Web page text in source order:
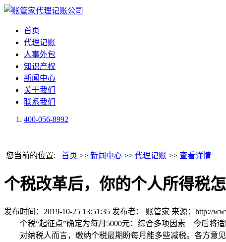
首页
代理记账
人事外包
知识产权
新闻中心
关于我们
联系我们
400-056-8992
您当前的位置: 首页 >> 新闻中心 >> 代理记账 >> 查看详情
个税改革后，你的个人所得税怎
发布时间：2019-10-25 13:51:35 发布者： 账管家 来源：http://
个税“起征点”确定为每月5000元：综合多项因素 今后将适
对纳税人而言，缴纳个税最期盼每月能多些减税。各方意见